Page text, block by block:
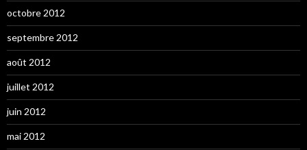
octobre 2012
septembre 2012
août 2012
juillet 2012
juin 2012
mai 2012